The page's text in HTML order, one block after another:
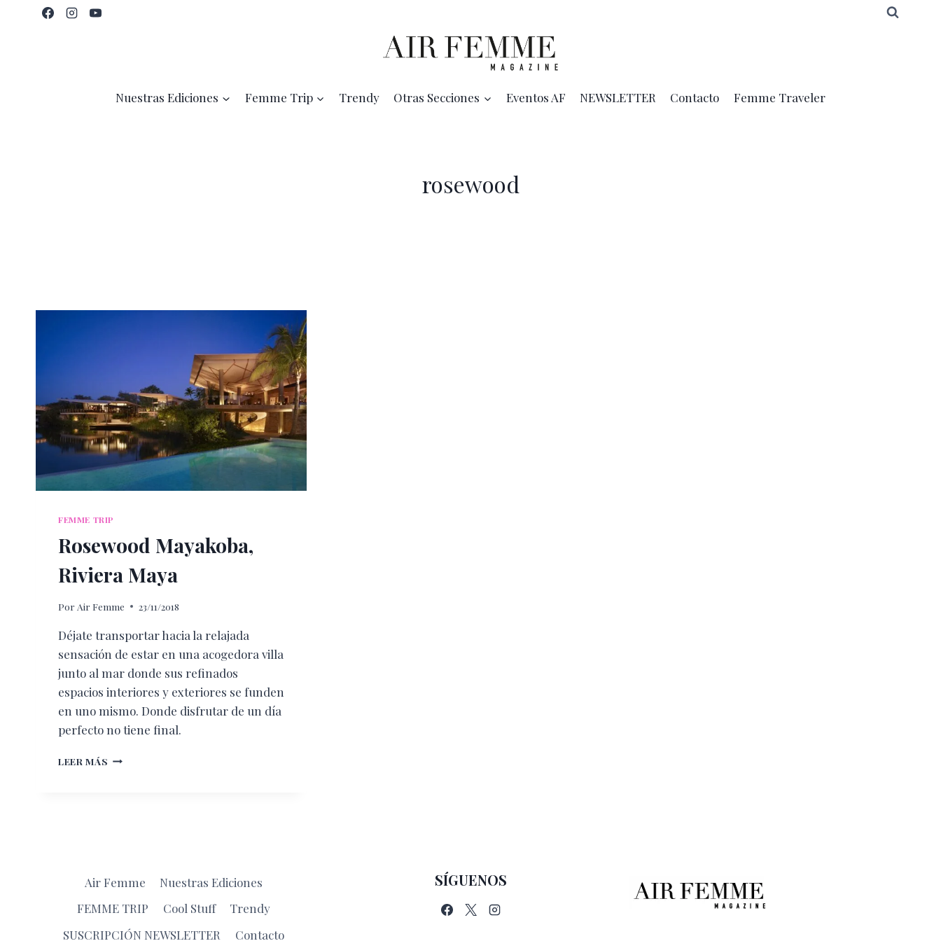
Nuestras Ediciones Femme Trip Trendy Otras Secciones Eventos AF NEWSLETTER Contacto Femme Traveler
rosewood
FEMME TRIP
Rosewood Mayakoba,
Riviera Maya
Por Air Femme 23/11/2018
Déjate transportar hacia la relajada
sensación de estar en una acogedora villa
junto al mar donde sus refinados
espacios interiores y exteriores se funden
en uno mismo. Donde disfrutar de un día
perfecto no tiene final.
LEER MÁS ROSEWOOD
Air Femme
Nuestras Ediciones
FEMME TRIP
Cool Stuff
Trendy
SUSCRIPCIÓN NEWSLETTER
Contacto
SÍGUENOS